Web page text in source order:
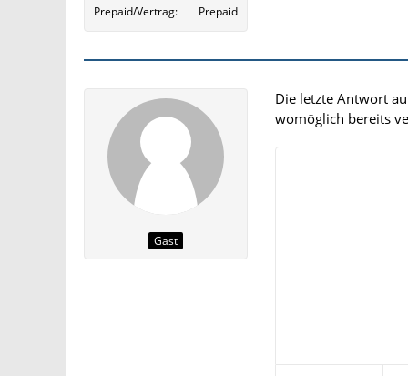
Prepaid/Vertrag
Prepaid
Gast
Die letzte Antwort
womöglich bereits